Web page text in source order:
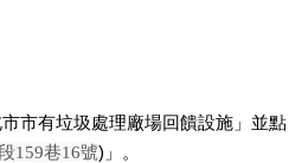
市有垃圾處理廠場回饋設施 」並
159巷16號) 」 。